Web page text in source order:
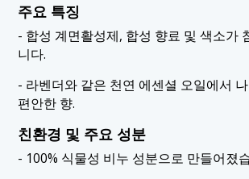
주요 특징
- 합성 계면활성제, 합성 향료 및 색소가
니다.
- 라벤더와 같은 천연 에센셜 오일에서
편안한 향.
친환경 및 주요 성분
- 100% 식물성 비누 성분으로 만들어졌